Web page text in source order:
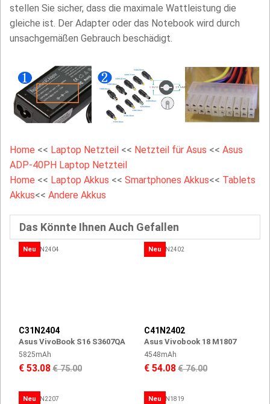
stellen Sie sicher, dass die maximale Wattleistung die
gleiche ist. Der Adapter oder das Notebook wird durch
unsachgemäßen Gebrauch beschädigt.
Home << Laptop Netzteil << Netzteil für Asus << Asus
ADP-40PH Laptop Netzteil
Home << Laptop Akkus << Smartphones Akkus<< Tablets
Akkus<< Andere Akkus
Das Könnte Ihnen Auch Gefallen
Neu
C31N2404
Asus VivoBook S16 S3607QA
5825mAh
€ 53.08€ 75.00
Neu
C41N2402
Asus Vivobook 18 M1807
4548mAh
€ 54.08€ 76.00
Neu Neu